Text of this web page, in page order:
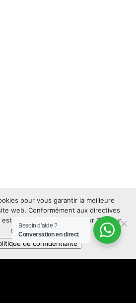
Besoin d'aide ?
Conversation en direct
pour vous garantir la meilleure
web. Conformément aux directives
est anonymisée. Appuyez sur OK pour
accepter.
de confidentialité